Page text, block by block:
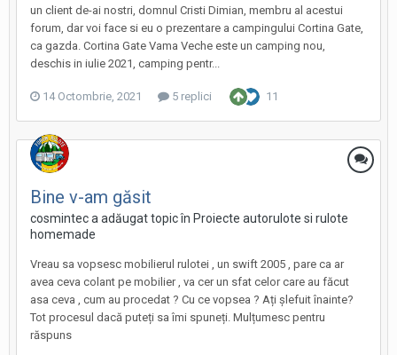
un client de-ai nostri, domnul Cristi Dimian, membru al acestui
forum, dar voi face si eu o prezentare a campingului Cortina Gate,
ca gazda. Cortina Gate Vama Veche este un camping nou,
deschis in iulie 2021, camping pentr...
14 Octombrie, 2021 5 replici 11
Bine v-am găsit
cosmintec a adăugat topic în Proiecte autorulote si rulote
homemade
Vreau sa vopsesc mobilierul rulotei , un swift 2005 , pare ca ar
avea ceva colant pe mobilier , va cer un sfat celor care au făcut
asa ceva , cum au procedat ? Cu ce vopsea ? Ați șlefuit înainte?
Tot procesul dacă puteți sa îmi spuneți. Mulțumesc pentru
răspuns